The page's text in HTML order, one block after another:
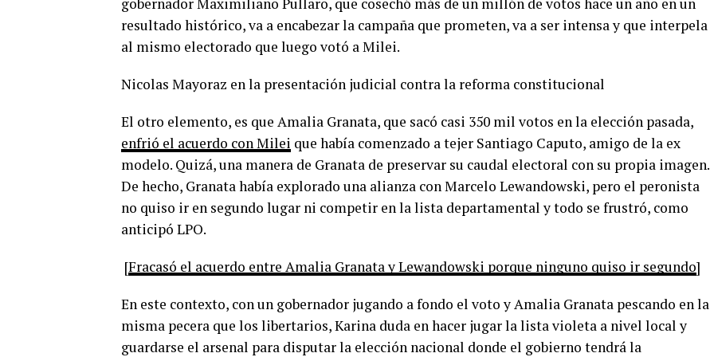
resultado histórico, va a encabezar la campaña que prometen, va a ser intensa y que interpela
al mismo electorado que luego votó a Milei.
Nicolas Mayoraz en la presentación judicial contra la reforma constitucional
El otro elemento, es que Amalia Granata, que sacó casi 350 mil votos en la elección pasada,
enfrió el acuerdo con Milei que había comenzado a tejer Santiago Caputo, amigo de la ex
modelo. Quizá, una manera de Granata de preservar su caudal electoral con su propia imagen.
De hecho, Granata había explorado una alianza con Marcelo Lewandowski, pero el peronista
no quiso ir en segundo lugar ni competir en la lista departamental y todo se frustró, como
anticipó LPO.
[Fracasó el acuerdo entre Amalia Granata y Lewandowski porque ninguno quiso ir segundo]
En este contexto, con un gobernador jugando a fondo el voto y Amalia Granata pescando en la
misma pecera que los libertarios, Karina duda en hacer jugar la lista violeta a nivel local y
guardarse el arsenal para disputar la elección nacional donde el gobierno tendrá la